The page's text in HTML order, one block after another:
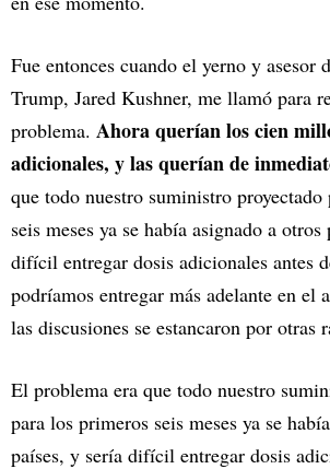
Fue entonces cuando el yerno y asesor
Trump, Jared Kushner, me llamó para
problema. Ahora querían los cien
adicionales, y las querían de
que todo nuestro suministro
seis meses ya se había asignado a
difícil entregar dosis adicionales antes
podríamos entregar más adelante en el
las discusiones se estancaron por otras
El problema era que todo nuestro
para los primeros seis meses ya se
países, y sería difícil entregar dosis